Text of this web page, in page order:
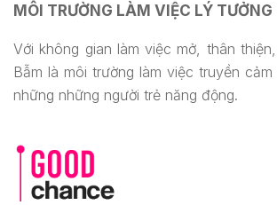
MÔI TRƯỜNG LÀM VIỆC LÝ TƯỞNG
Với không gian làm việc mở, thân
Bẫm là môi trường làm việc truyền
những những người trẻ năng động.